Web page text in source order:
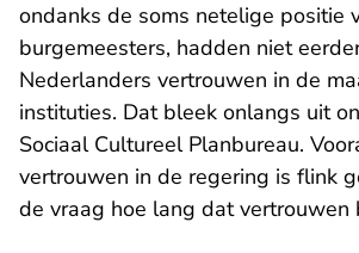
ondanks de soms netelige positie
burgemeesters, hadden niet
Nederlanders vertrouwen in de
instituties. Dat bleek onlangs uit
Sociaal Cultureel Planbureau.
vertrouwen in de regering is flink
de vraag hoe lang dat vertrouwen